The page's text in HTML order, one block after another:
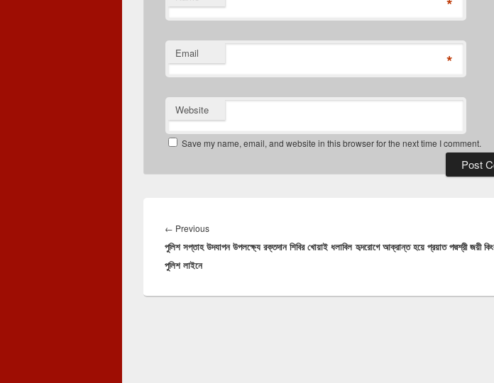
Email *
Website
Save my name, email, and website in this browser for the next time I comment.
navigation
← PreviousPrevious
post:
পুলিশ সপ্তাহ উদযাপন উপলক্ষ্যে রক্তদান শিবির খোয়াই ধলাবিল
পুলিশ লাইনে
হৃদরোগে আক্রান্ত হয়ে প্রয়াত পদ্মশ্রী জয়ী